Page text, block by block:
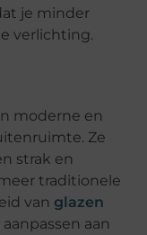
je minder
verlichting.
moderne en
Ze
strak en
traditionele
van glazen
aan